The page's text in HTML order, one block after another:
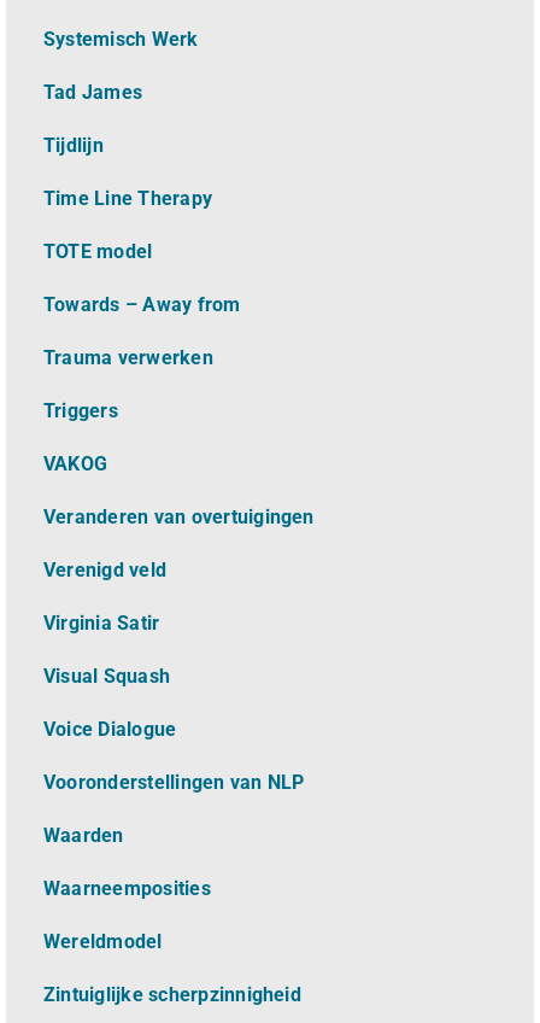
Systemisch Werk
Tad James
Tijdlijn
Time Line Therapy
TOTE model
Towards – Away from
Trauma verwerken
Triggers
VAKOG
Veranderen van overtuigingen
Verenigd veld
Virginia Satir
Visual Squash
Voice Dialogue
Vooronderstellingen van NLP
Waarden
Waarneemposities
Wereldmodel
Zintuiglijke scherpzinnigheid